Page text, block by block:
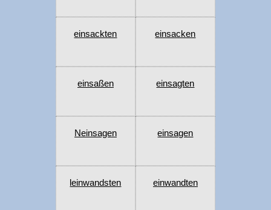
einsackten einsacken
einsaßen einsagten
Neinsagen einsagen
leinwandsten einwandten